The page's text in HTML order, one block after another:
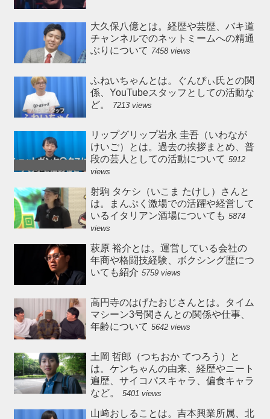
大久保八億とは。経歴や芸歴、バキ道
チャンネルでのネットミームへの精通
ぶりについて 7458 views
ふねいちゃんとは。ぐんぴぃ氏との関
係、YouTubeスタッフとしての活動な
ど。
7213 views
リップグリップ岩永 圭吾（いわなが
けいご）とは。過去の挨拶まとめ、普
段の芸人としての活動について 5912
views
射駒 タケシ（いこま たけし）さんと
は。まんぷく激場での活躍や経営して
いるイタリアン酒場についても 5874
views
萩原 裕介とは。運営している会社の
年商や格闘技経験、ボクシング歴につ
いても紹介 5759 views
高円寺のはげたおじさんとは。タイム
マシーン3号関さんとの関係や仕事、
年齢について 5642 views
土岡 哲郎（つちおか てつろう）と
は。ケンちゃんの由来、経歴やニート
遍歴、サイコパスキャラ、偏食キャラ
など。
5401 views
山﨑おしることは。吉本興業所属、北